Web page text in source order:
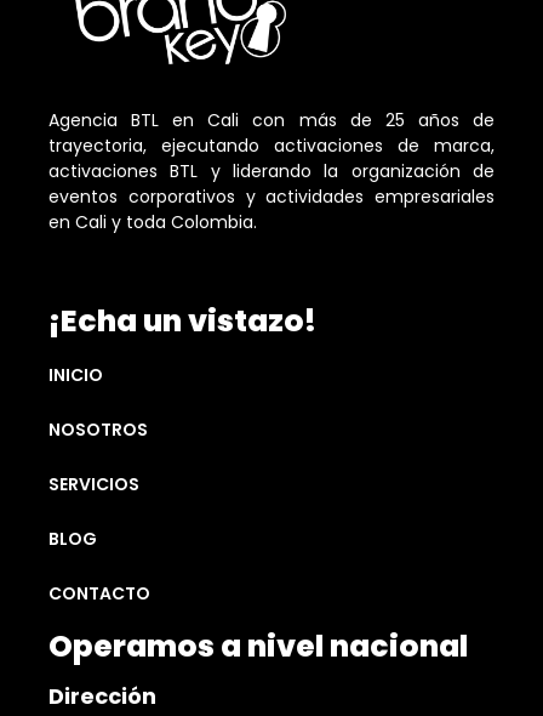
Agencia BTL en Cali con más de 25 años de
trayectoria, ejecutando activaciones de marca,
activaciones BTL y liderando la organización de
eventos corporativos y actividades empresariales
en Cali y toda Colombia.
¡Echa un vistazo!
INICIO
NOSOTROS
SERVICIOS
BLOG
CONTACTO
Operamos a nivel nacional
Dirección